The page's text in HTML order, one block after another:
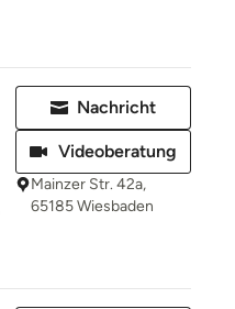
Nachricht
Videoberatung
Mainzer Str. 42a,
65185 Wiesbaden